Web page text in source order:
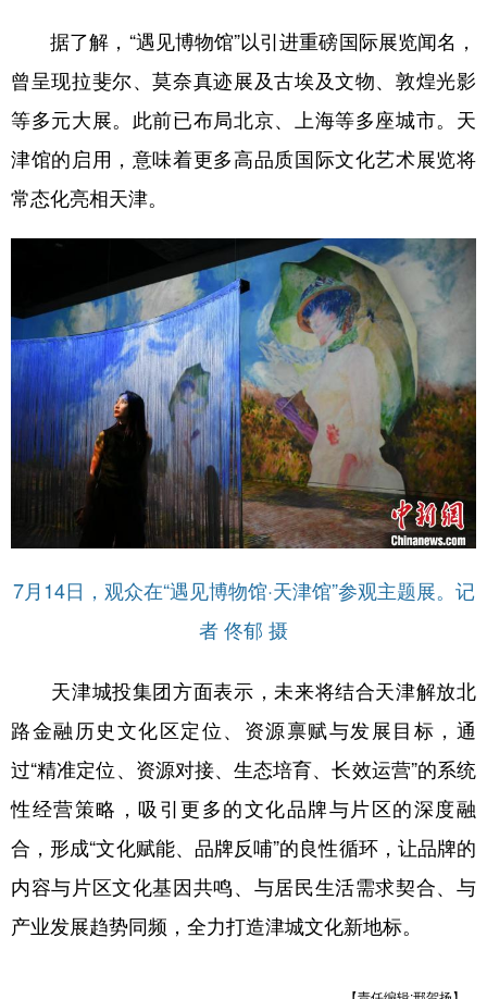
据了解，“遇见博物馆”以引进重磅国际展览闻名，
曾呈现拉斐尔、莫奈真迹展及古埃及文物、敦煌光影
等多元大展。此前已布局北京、上海等多座城市。天
津馆的启用，意味着更多高品质国际文化艺术展览将
常态化亮相天津。
7月14日，观众在“遇见博物馆·天津馆”参观主题展。记
者 佟郁 摄
天津城投集团方面表示，未来将结合天津解放北
路金融历史文化区定位、资源禀赋与发展目标，通
过“精准定位、资源对接、生态培育、长效运营”的系统
性经营策略，吸引更多的文化品牌与片区的深度融
合，形成“文化赋能、品牌反哺”的良性循环，让品牌的
内容与片区文化基因共鸣、与居民生活需求契合、与
产业发展趋势同频，全力打造津城文化新地标。